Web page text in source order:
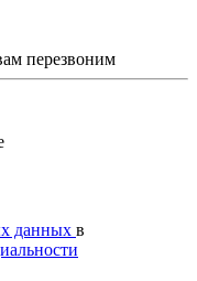
перезвоним
данных в